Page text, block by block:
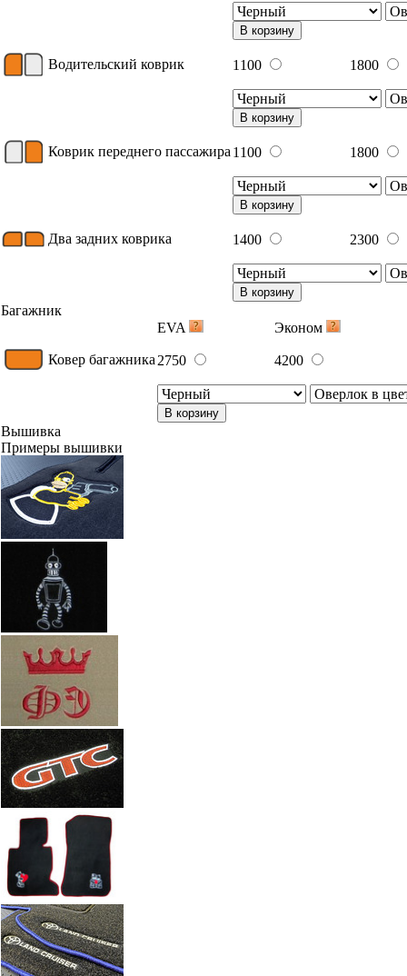
В корзину
Водительский коврик 1100 1800
В корзину
Коврик переднего пассажира 1100 1800
В корзину
Два задних коврика 1400 2300
В корзину
Багажник
EVA
Эконом
Ковер багажника 2750 4200
В корзину
Вышивка
Примеры вышивки